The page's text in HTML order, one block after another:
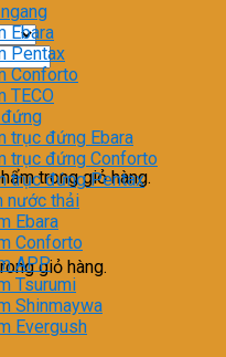
trong giỏ hàng.
giỏ hàng.
Ebara
Pentax
Conforto
TECO
trục đứng Ebara
trục đứng Conforto
trục đứng Pentax
nước thải
Ebara
Conforto
APP
Tsurumi
Shinmaywa
Evergush